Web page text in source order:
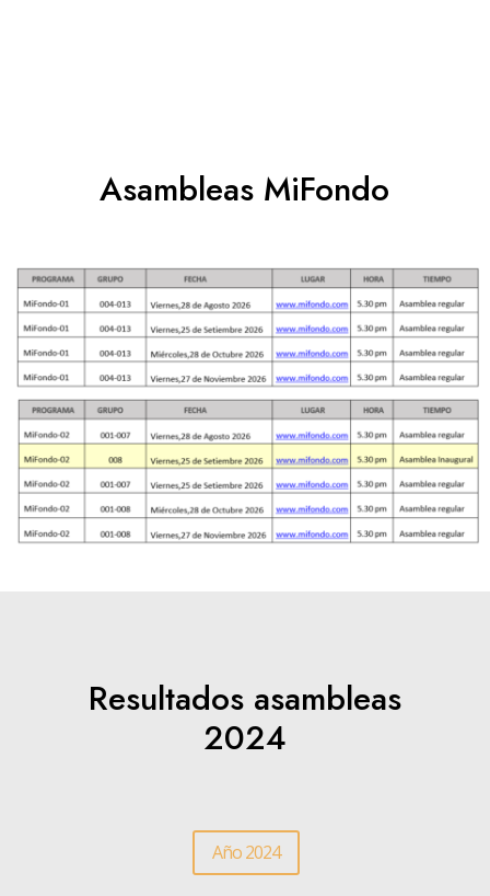
Asambleas MiFondo
Resultados asambleas
2024
Año 2024